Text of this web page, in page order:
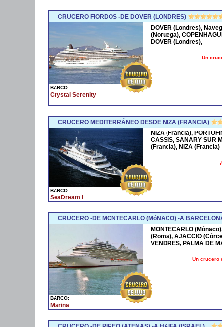
CRUCERO FIORDOS -DE DOVER (LONDRES)
BARCO:
Crystal Serenity
DOVER (Londres),
(Noruega),
DOVER (Londres),
Un
CRUCERO MEDITERRÁNEO DESDE NIZA (FRANCIA)
BARCO:
SeaDream I
NIZA (Francia),
CASSIS, SANARY SUR
(Francia), NIZA (Francia)
CRUCERO -DE MONTECARLO (MóNACO) -A
BARCO:
Marina
MONTECARLO
(Roma), AJACCIO
VENDRES, PALMA DE
Un crucero